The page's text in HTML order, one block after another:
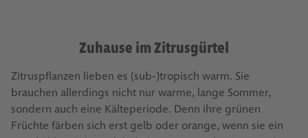
Zuhause im Zitrusgürtel
Zitruspflanzen lieben es (sub-)tropisch warm. Sie
brauchen allerdings nicht nur warme, lange Sommer,
sondern auch eine Kälteperiode. Denn ihre grünen
Früchte färben sich erst gelb oder orange, wenn sie ein